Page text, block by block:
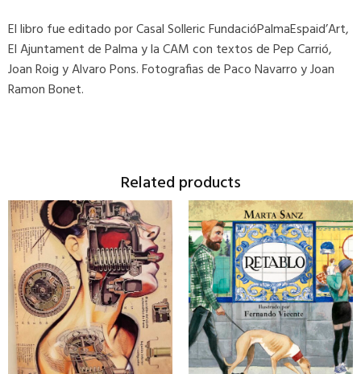
El libro fue editado por Casal Solleric FundacióPalmaEspaid’Art,
El Ajuntament de Palma y la CAM con textos de Pep Carrió,
Joan Roig y Alvaro Pons. Fotografias de Paco Navarro y Joan
Ramon Bonet.
Related products
This
product
has
multiple
variants.
The
options
may